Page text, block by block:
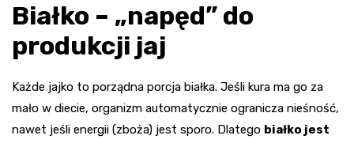
Białko – „napęd” do
produkcji jaj
Każde jajko to porządna porcja białka. Jeśli kura ma go za
mało w diecie, organizm automatycznie ogranicza nieśność,
nawet jeśli energii (zboża) jest sporo. Dlatego białko jest